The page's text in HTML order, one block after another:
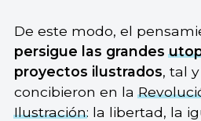
De este modo, el
persigue las grandes
proyectos ilustrados, tal
concibieron en la
Ilustración: la libertad, la